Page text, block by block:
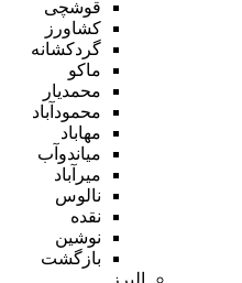
قوشچی
کشاورز
گردکشانه
ماکو
محمدیار
محمودآباد
مهاباد
میاندوآب
میرآباد
نالوس
نقده
نوشین
بازگشت
البرز